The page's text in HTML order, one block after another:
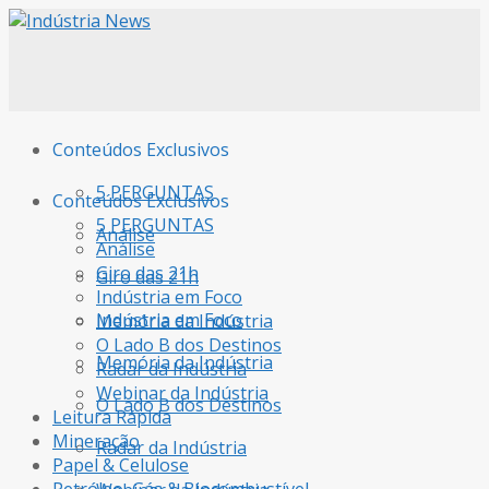
Conteúdos Exclusivos
5 PERGUNTAS
Análise
Giro das 21h
Indústria em Foco
Memória da Indústria
O Lado B dos Destinos
Radar da Indústria
Conteúdos Exclusivos
5 PERGUNTAS
Análise
Giro das 21h
Indústria em Foco
Memória da Indústria
O Lado B dos Destinos
Radar da Indústria
Webinar da Indústria
Leitura Rápida
Mineração
Papel & Celulose